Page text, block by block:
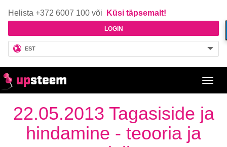
Helista +372 6007 100 või Küsi täpsemalt!
LOGIN
EST
22.05.2013 Tagasiside ja
hindamine - teooria ja